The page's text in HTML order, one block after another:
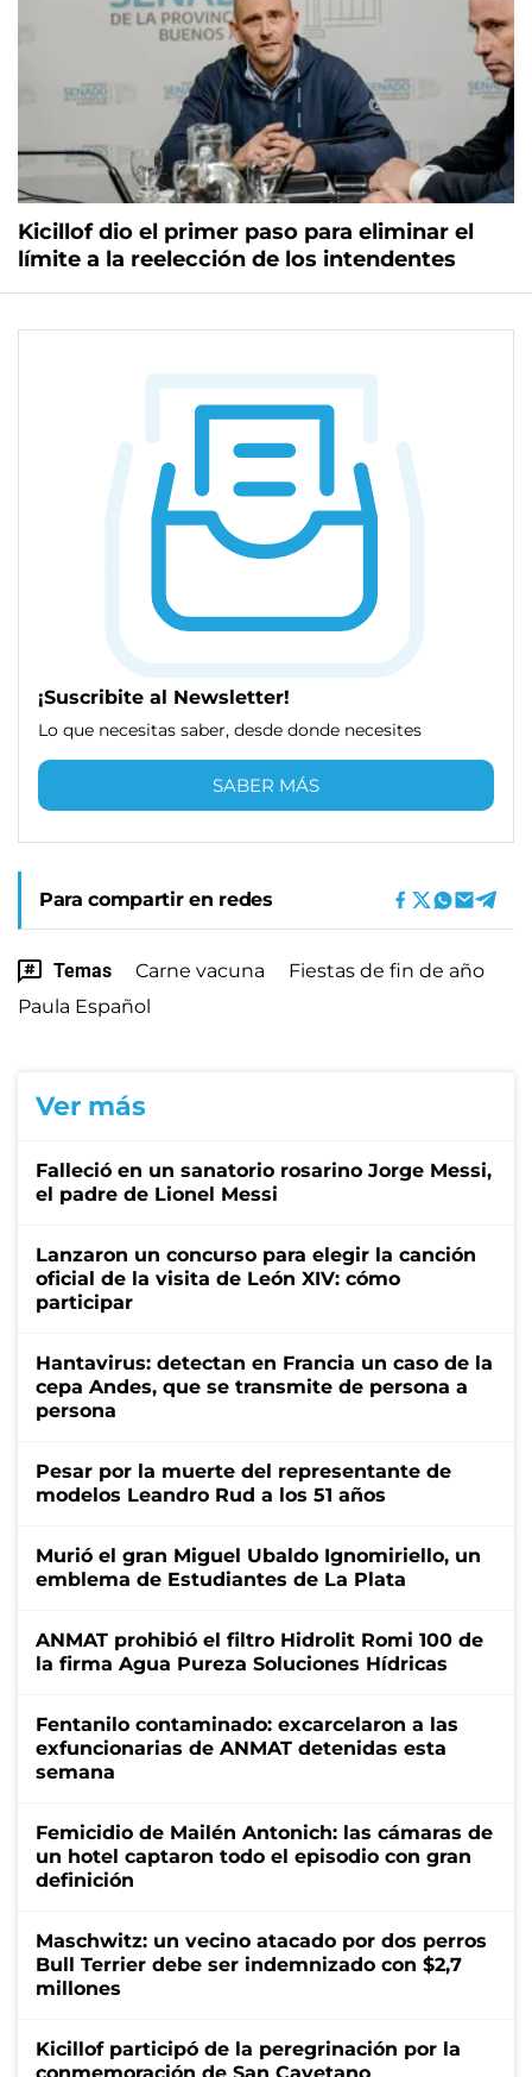
Kicillof dio el primer paso para eliminar el
límite a la reelección de los intendentes
¡Suscribite al Newsletter!
Lo que necesitas saber, desde donde necesites
SABER MÁS
Para compartir en redes
Temas Carne vacuna
Fiestas de fin de año
Paula Español
Ver más
Falleció en un sanatorio rosarino Jorge Messi,
el padre de Lionel Messi
Lanzaron un concurso para elegir la canción
oficial de la visita de León XIV: cómo
participar
Hantavirus: detectan en Francia un caso de la
cepa Andes, que se transmite de persona a
persona
Pesar por la muerte del representante de
modelos Leandro Rud a los 51 años
Murió el gran Miguel Ubaldo Ignomiriello, un
emblema de Estudiantes de La Plata
ANMAT prohibió el filtro Hidrolit Romi 100 de
la firma Agua Pureza Soluciones Hídricas
Fentanilo contaminado: excarcelaron a las
exfuncionarias de ANMAT detenidas esta
semana
Femicidio de Mailén Antonich: las cámaras de
un hotel captaron todo el episodio con gran
definición
Maschwitz: un vecino atacado por dos perros
Bull Terrier debe ser indemnizado con $2,7
millones
Kicillof participó de la peregrinación por la